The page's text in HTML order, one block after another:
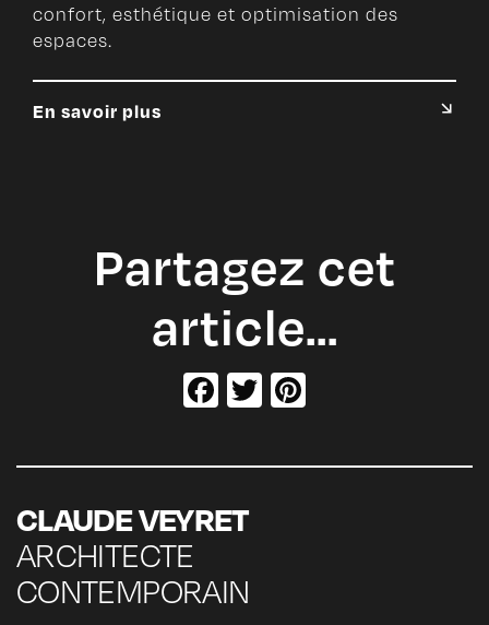
confort, esthétique et optimisation des
espaces.
En savoir plus
Partagez cet
article…
Facebook
Twitter
CLAUDE VEYRET
ARCHITECTE
CONTEMPORAIN